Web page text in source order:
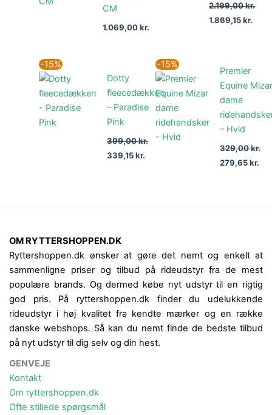
CM
1.069,00kr.
2.199,00kr.
1.869,15kr.
-15%
Dotty
fleecedækken
– Paradise
Pink
399,00kr.
pris
var:
399,00 kr..
339,15kr.
Den
aktuelle
pris
er:
339,15 kr..
-15%
Premier
Equine
dame
– Hvid
329,00kr.
oprindelige
pris
var:
329,00 kr..
279,65kr.
er:
OM RYTTERSHOPPEN.DK
Ryttershoppen.dk ønsker at gøre det nemt og enkelt at
sammenligne priser og tilbud på rideudstyr fra de mest
populære brands. Og dermed købe nyt udstyr til en rigtig
god pris. På ryttershoppen.dk finder du udelukkende
rideudstyr i høj kvalitet fra kendte mærker og en række
danske webshops. Så kan du nemt finde de bedste tilbud
på nyt udstyr til dig selv og din hest.
GENVEJE
Kontakt
Om ryttershoppen.dk
Ofte stillede spørgsmål